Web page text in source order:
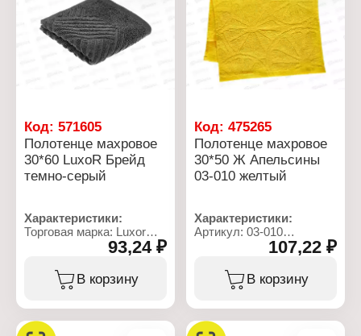
Код: 571605
Полотенце махровое
30*60 LuxoR Брейд
темно-серый
Характеристики:
Торговая марка: Luxor
Тип товара: Полотенце
Вид ткани: махровое
Размер: 30х60 см
Плотность: 400 г/кв.м
93,24 ₽
В корзину
Код:475265
Полотенце махровое
30*50 Ж Апельсины
03-010 желтый
Характеристики:
Артикул: 03-010
Тип товара: Полотенце
Модель: "Апельсины"
Вид ткани: махровое
Размер: 30х50 см
Плотность: 400 г/кв.м
107,22 ₽
В корзину